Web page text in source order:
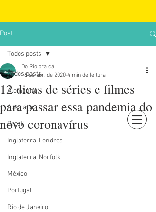
Login
Post
Todos posts
Alemanha
Austrália
Brasil
Inglaterra, Londres
Inglaterra, Norfolk
México
Portugal
Rio de Janeiro
Todos posts
12 dicas de séries e filmes
para passar essa pandemia do
novo coronavírus
Do Rio pra cá
16 de abr. de 2020 4 min de leitura